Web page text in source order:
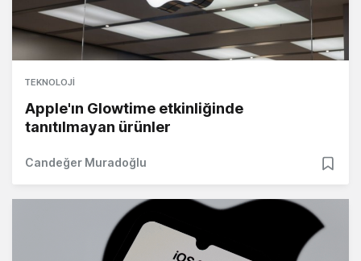
TEKNOLOJI
Apple'ın Glowtime etkinliğinde
tanıtılmayan ürünler
Candeğer Muradoğlu